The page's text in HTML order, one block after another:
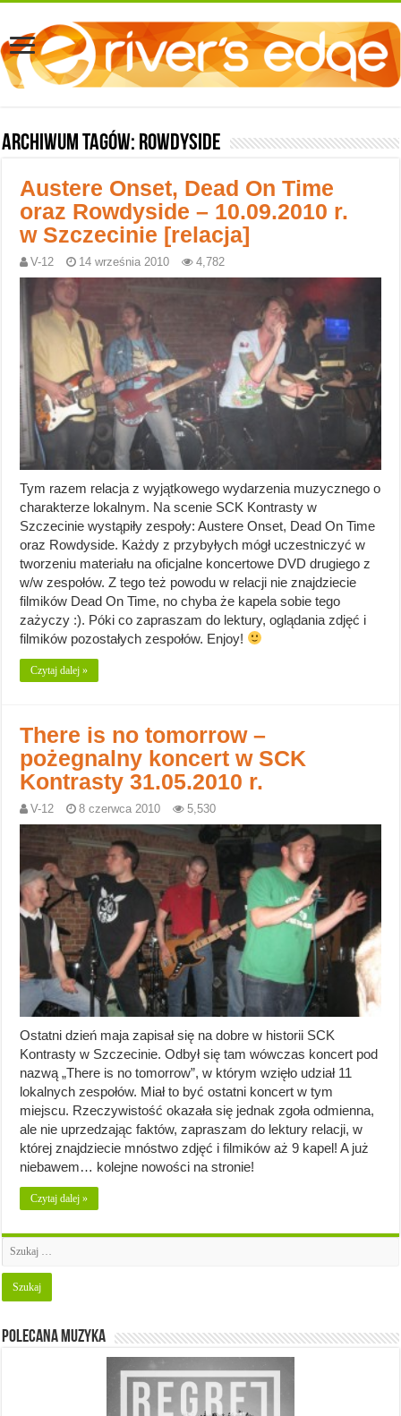
Archiwum tagów: Rowdyside
Austere Onset, Dead On Time
oraz Rowdyside – 10.09.2010 r.
w Szczecinie [relacja]
V-12 14 września 2010 4,782
Tym razem relacja z wyjątkowego wydarzenia muzycznego o
charakterze lokalnym. Na scenie SCK Kontrasty w
Szczecinie wystąpiły zespoły: Austere Onset, Dead On Time
oraz Rowdyside. Każdy z przybyłych mógł uczestniczyć w
tworzeniu materiału na oficjalne koncertowe DVD drugiego z
w/w zespołów. Z tego też powodu w relacji nie znajdziecie
filmików Dead On Time, no chyba że kapela sobie tego
zażyczy :). Póki co zapraszam do lektury, oglądania zdjęć i
filmików pozostałych zespołów. Enjoy!
Czytaj dalej »
There is no tomorrow –
pożegnalny koncert w SCK
Kontrasty 31.05.2010 r.
V-12 8 czerwca 2010 5,530
Ostatni dzień maja zapisał się na dobre w historii SCK
Kontrasty w Szczecinie. Odbył się tam wówczas koncert pod
nazwą „There is no tomorrow”, w którym wzięło udział 11
lokalnych zespołów. Miał to być ostatni koncert w tym
miejscu. Rzeczywistość okazała się jednak zgoła odmienna,
ale nie uprzedzając faktów, zapraszam do lektury relacji, w
której znajdziecie mnóstwo zdjęć i filmików aż 9 kapel! A już
niebawem… kolejne nowości na stronie!
Czytaj dalej »
Polecana muzyka